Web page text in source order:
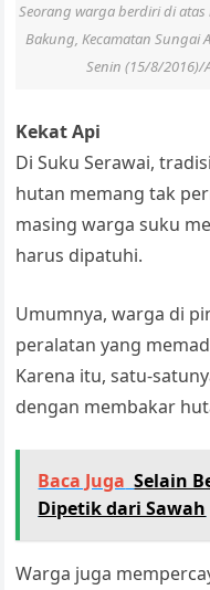
Seorang warga berdiri di
Bakung, Kecamatan Sungai
Senin (15/8/2016)/
Kekat Api
Di Suku Serawai,
hutan memang tak
masing warga suku
harus dipatuhi.
Umumnya, warga di
peralatan yang
Karena itu, satu-
dengan membakar
Baca Juga Selain
Dipetik dari Sawah
Warga juga